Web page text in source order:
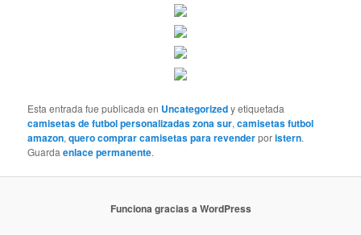
Esta entrada fue publicada en Uncategorizedy etiquetada
camisetas de futbol personalizadas zona sur,camisetas futbol
amazon,quero comprar camisetas para revenderporistern.
Guardaenlace permanente.
Funciona gracias a WordPress